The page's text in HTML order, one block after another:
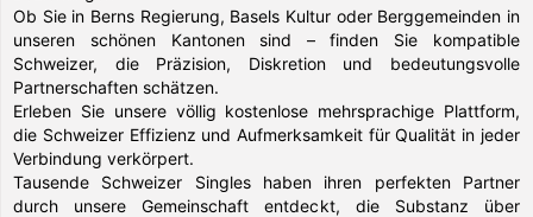
Ob Sie in Berns Regierung, Basels Kultur oder Berggemeinden in
unseren schönen Kantonen sind – finden Sie kompatible
Schweizer, die Präzision, Diskretion und bedeutungsvolle
Partnerschaften schätzen.
Erleben Sie unsere völlig kostenlose mehrsprachige Plattform,
die Schweizer Effizienz und Aufmerksamkeit für Qualität in jeder
Verbindung verkörpert.
Tausende Schweizer Singles haben ihren perfekten Partner
durch unsere Gemeinschaft entdeckt, die Substanz über